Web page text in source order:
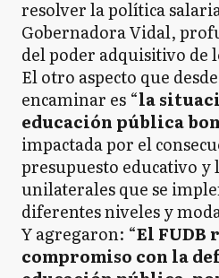
resolver la política
Gobernadora Vidal,
del poder adquisitivo de
El otro aspecto que
encaminar es “la
educación pública
impactada por el
presupuesto educativo y
unilaterales que se
diferentes niveles y
Y agregaron: “El FUDB
compromiso con la